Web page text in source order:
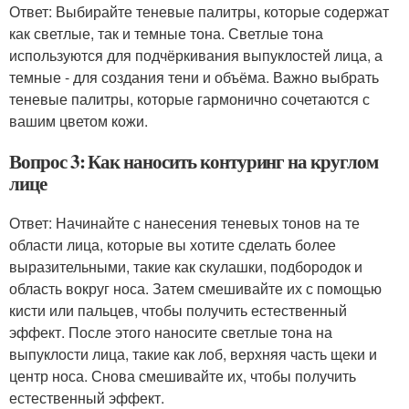
Ответ: Выбирайте теневые палитры, которые содержат
как светлые, так и темные тона. Светлые тона
используются для подчёркивания выпуклостей лица, а
темные - для создания тени и объёма. Важно выбрать
теневые палитры, которые гармонично сочетаются с
вашим цветом кожи.
Вопрос 3: Как наносить контуринг на круглом
лице
Ответ: Начинайте с нанесения теневых тонов на те
области лица, которые вы хотите сделать более
выразительными, такие как скулашки, подбородок и
область вокруг носа. Затем смешивайте их с помощью
кисти или пальцев, чтобы получить естественный
эффект. После этого наносите светлые тона на
выпуклости лица, такие как лоб, верхняя часть щеки и
центр носа. Снова смешивайте их, чтобы получить
естественный эффект.